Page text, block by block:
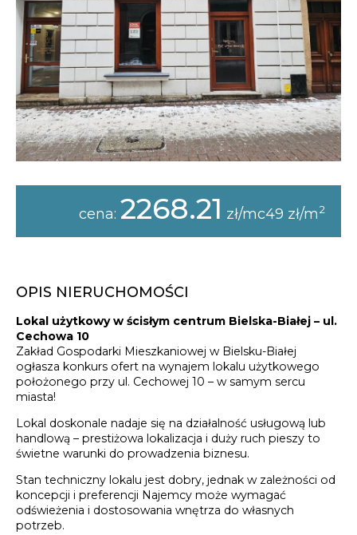
cena: 2268.21 zł/mc49 zł/m2
OPIS NIERUCHOMOŚCI
Lokal użytkowy w ścisłym centrum Bielska-Białej – ul.
Cechowa 10
Zakład Gospodarki Mieszkaniowej w Bielsku-Białej
ogłasza konkurs ofert na wynajem lokalu użytkowego
położonego przy ul. Cechowej 10 – w samym sercu
miasta!
Lokal doskonale nadaje się na działalność usługową lub
handlową – prestiżowa lokalizacja i duży ruch pieszy to
świetne warunki do prowadzenia biznesu.
Stan techniczny lokalu jest dobry, jednak w zależności od
koncepcji i preferencji Najemcy może wymagać
odświeżenia i dostosowania wnętrza do własnych
potrzeb.